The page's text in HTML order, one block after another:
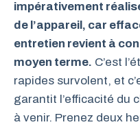
impérativement
de l’appareil, car
entretien revient à
moyen terme. C’est
rapides survolent, et
garantit l’efficacité du
à venir. Prenez deux